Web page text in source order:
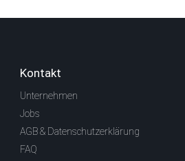
Kontakt
Unternehmen
Jobs
AGB & Datenschutzerklärung
FAQ